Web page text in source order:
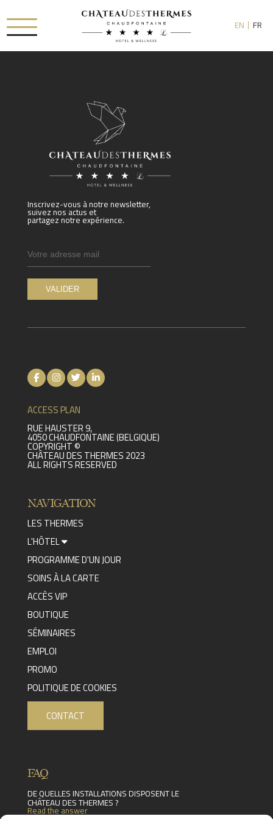
RUE HAUSTER 9, B-4050 CHAUDFONTAINE
+32(0)4 367 80 67
INFO[AT]CHATEAUDESTHERMES.BE
DÉCOUVREZ NOS PROMOTIONS
EN FR
Inscrivez-vous à notre newsletter,
suivez nos actus et
partagez notre expérience.
ACCESS PLAN
RUE HAUSTER 9,
4050 CHAUDFONTAINE (BELGIQUE)
COPYRIGHT ©
CHÂTEAU DES THERMES 2023
ALL RIGHTS RESERVED
NAVIGATION
LES THERMES
L'HÔTEL
PROGRAMME D'UN JOUR
SOINS À LA CARTE
ACCÈS VIP
BOUTIQUE
SÉMINAIRES
EMPLOI
PROMO
POLITIQUE DE COOKIES
CONTACT
FAQ
DE QUELLES INSTALLATIONS DISPOSENT LE
CHÂTEAU DES THERMES ?
Read the answer